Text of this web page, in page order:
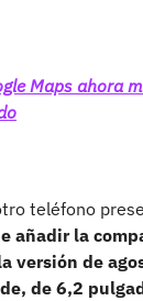
Maps ahora
teléfono
añadir la
versión de
de 6,2